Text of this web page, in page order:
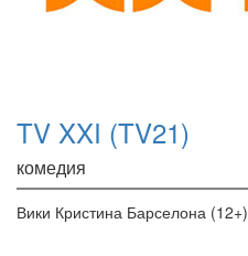
TV XXI (TV21)
комедия
Вики Кристина Барселона (12+)